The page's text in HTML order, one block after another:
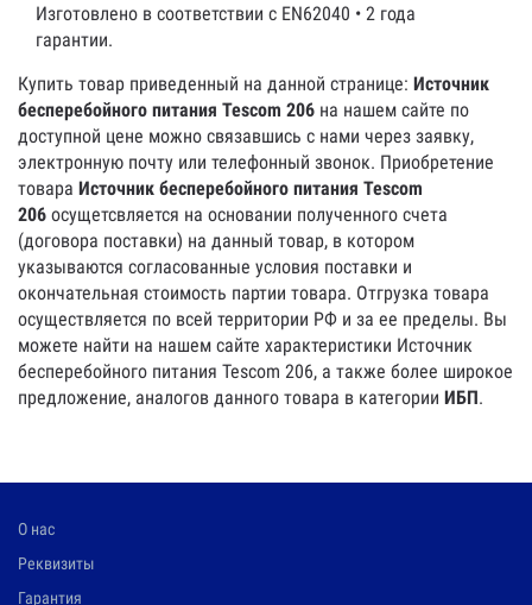
Изготовлено в соответствии с EN62040 • 2 года
гарантии.
Купить товар приведенный на данной странице: Источник
бесперебойного питания Tescom 206 на нашем сайте по
доступной цене можно связавшись с нами через заявку,
электронную почту или телефонный звонок. Приобретение
товара Источник бесперебойного питания Tescom
206 осущетсвляется на основании полученного счета
(договора поставки) на данный товар, в котором
указываются согласованные условия поставки и
окончательная стоимость партии товара. Отгрузка товара
осуществляется по всей территории РФ и за ее пределы. Вы
можете найти на нашем сайте характеристики Источник
бесперебойного питания Tescom 206, а также более широкое
предложение, аналогов данного товара в категории ИБП.
О нас
Реквизиты
Гарантия